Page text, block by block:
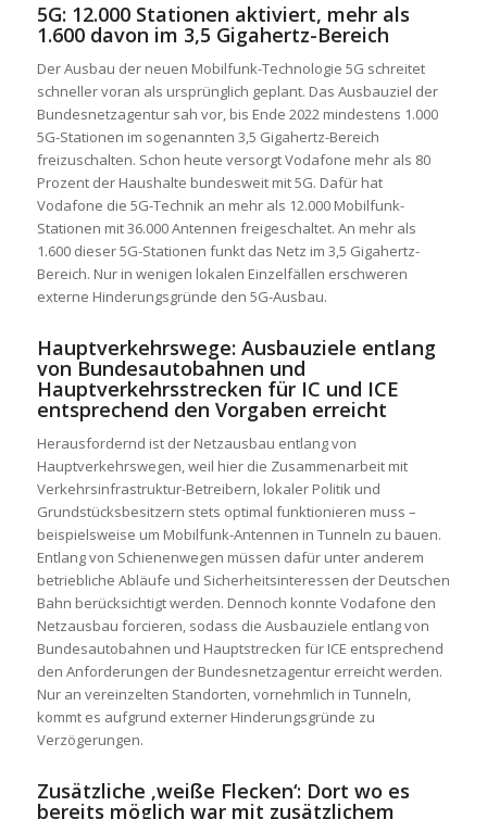
5G: 12.000 Stationen aktiviert, mehr als
1.600 davon im 3,5 Gigahertz-Bereich
Der Ausbau der neuen Mobilfunk-Technologie 5G schreitet
schneller voran als ursprünglich geplant. Das Ausbauziel der
Bundesnetzagentur sah vor, bis Ende 2022 mindestens 1.000
5G-Stationen im sogenannten 3,5 Gigahertz-Bereich
freizuschalten. Schon heute versorgt Vodafone mehr als 80
Prozent der Haushalte bundesweit mit 5G. Dafür hat
Vodafone die 5G-Technik an mehr als 12.000 Mobilfunk-
Stationen mit 36.000 Antennen freigeschaltet. An mehr als
1.600 dieser 5G-Stationen funkt das Netz im 3,5 Gigahertz-
Bereich. Nur in wenigen lokalen Einzelfällen erschweren
externe Hinderungsgründe den 5G-Ausbau.
Hauptverkehrswege: Ausbauziele entlang
von Bundesautobahnen und
Hauptverkehrsstrecken für IC und ICE
entsprechend den Vorgaben erreicht
Herausfordernd ist der Netzausbau entlang von
Hauptverkehrswegen, weil hier die Zusammenarbeit mit
Verkehrsinfrastruktur-Betreibern, lokaler Politik und
Grundstücksbesitzern stets optimal funktionieren muss –
beispielsweise um Mobilfunk-Antennen in Tunneln zu bauen.
Entlang von Schienenwegen müssen dafür unter anderem
betriebliche Abläufe und Sicherheitsinteressen der Deutschen
Bahn berücksichtigt werden. Dennoch konnte Vodafone den
Netzausbau forcieren, sodass die Ausbauziele entlang von
Bundesautobahnen und Hauptstrecken für ICE entsprechend
den Anforderungen der Bundesnetzagentur erreicht werden.
Nur an vereinzelten Standorten, vornehmlich in Tunneln,
kommt es aufgrund externer Hinderungsgründe zu
Verzögerungen.
Zusätzliche ‚weiße Flecken‘: Dort wo es
bereits möglich war mit zusätzlichem